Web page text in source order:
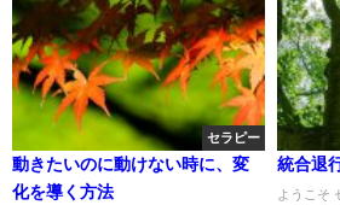
セラピー
動きたいのに動けない時に、変
化を導く方法
統合退
ようこそ